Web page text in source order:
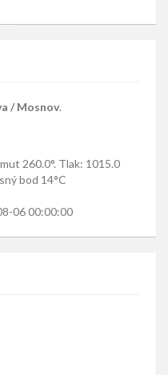
/ Mosnov.
260.0°. Tlak: 1015.0
bod 14°C
06 00:00:00